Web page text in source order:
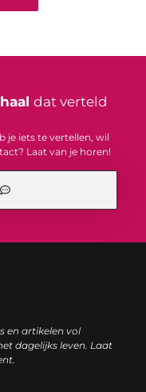
dat verteld
je iets te vertellen, wil
Laat van je horen!
en artikelen vol
dagelijks leven. Laat